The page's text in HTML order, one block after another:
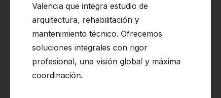
Valencia que integra estudio de
arquitectura, rehabilitación y
mantenimiento técnico. Ofrecemos
soluciones integrales con rigor
profesional, una visión global y máxima
coordinación.